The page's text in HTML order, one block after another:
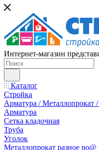
Интернет-магазин
Каталог
Стройка
Арматура / Металлопрокат
Арматура
Сетка кладочная
Труба
Уголок
Металлопрокат разное no@